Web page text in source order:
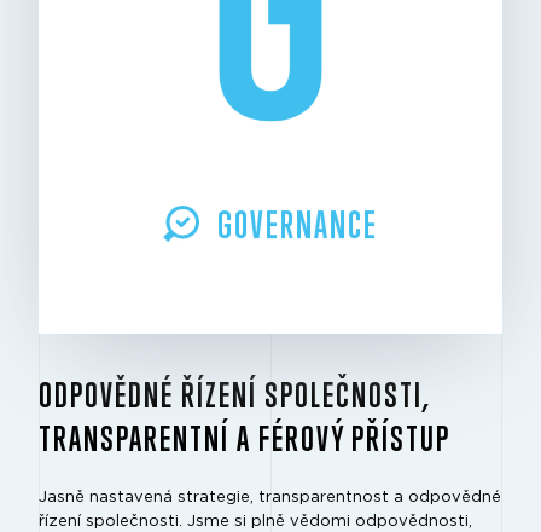
GOVERNANCE
ODPOVĚDNÉ ŘÍZENÍ SPOLEČNOSTI,
TRANSPARENTNÍ A FÉROVÝ PŘÍSTUP
Jasně nastavená strategie, transparentnost a odpovědné
řízení společnosti. Jsme si plně vědomi odpovědnosti,